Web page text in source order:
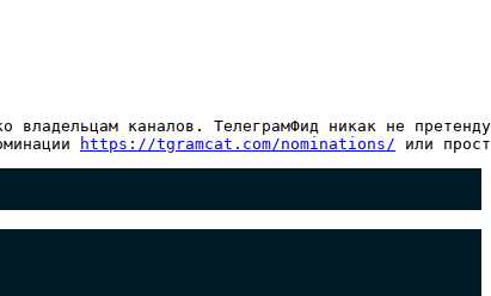
владельцам каналов. ТелеграмФид никак не
https://tgramcat.com/nominations/ или